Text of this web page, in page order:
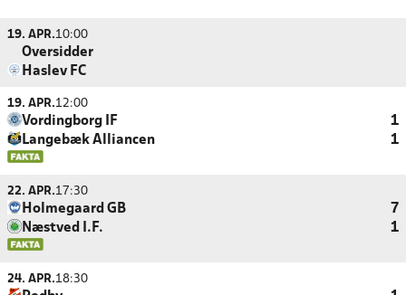
19. APR.10:00
Oversidder
Haslev FC
19. APR.12:00
Vordingborg IF
1
Langebæk Alliancen
1
22. APR.17:30
Holmegaard GB
7
Næstved I.F.
1
24. APR.18:30